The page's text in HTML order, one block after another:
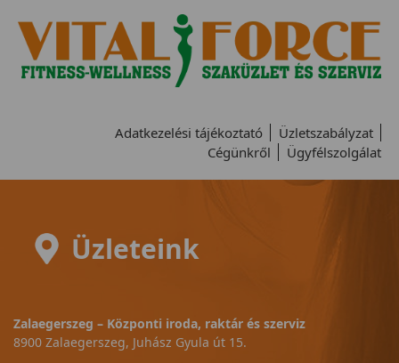
Adatkezelési tájékoztató
Üzletszabályzat
Cégünkről
Ügyfélszolgálat
Üzleteink
Zalaegerszeg – Központi iroda, raktár és szerviz
8900 Zalaegerszeg, Juhász Gyula út 15.